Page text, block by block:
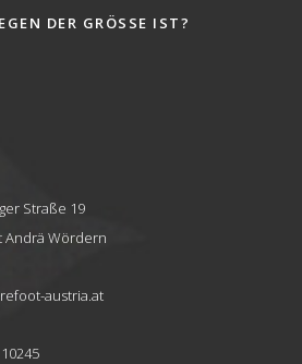
DER GRÖSSE IST?
Straße 19
Andrä Wördern
austria.at